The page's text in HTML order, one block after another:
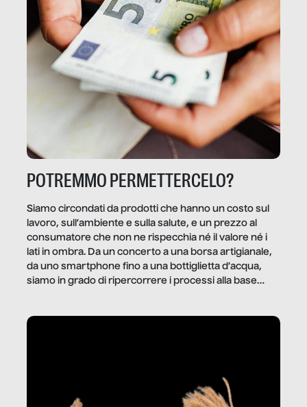
POTREMMO PERMETTERCELO?
Siamo circondati da prodotti che hanno un costo sul
lavoro, sull’ambiente e sulla salute, e un prezzo al
consumatore che non ne rispecchia né il valore né i
lati in ombra. Da un concerto a una borsa artigianale,
da uno smartphone fino a una bottiglietta d’acqua,
siamo in grado di ripercorrere i processi alla base
dietro gli oggetti e i servizi che fanno la nostra vita